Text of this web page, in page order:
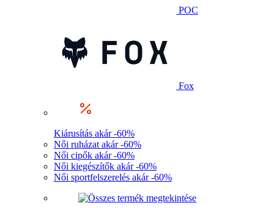
POC
Fox
Kiárusítás akár -60%
Női ruházat akár -60%
Női cipők akár -60%
Női kiegészítők akár -60%
Női sportfelszerelés akár -60%